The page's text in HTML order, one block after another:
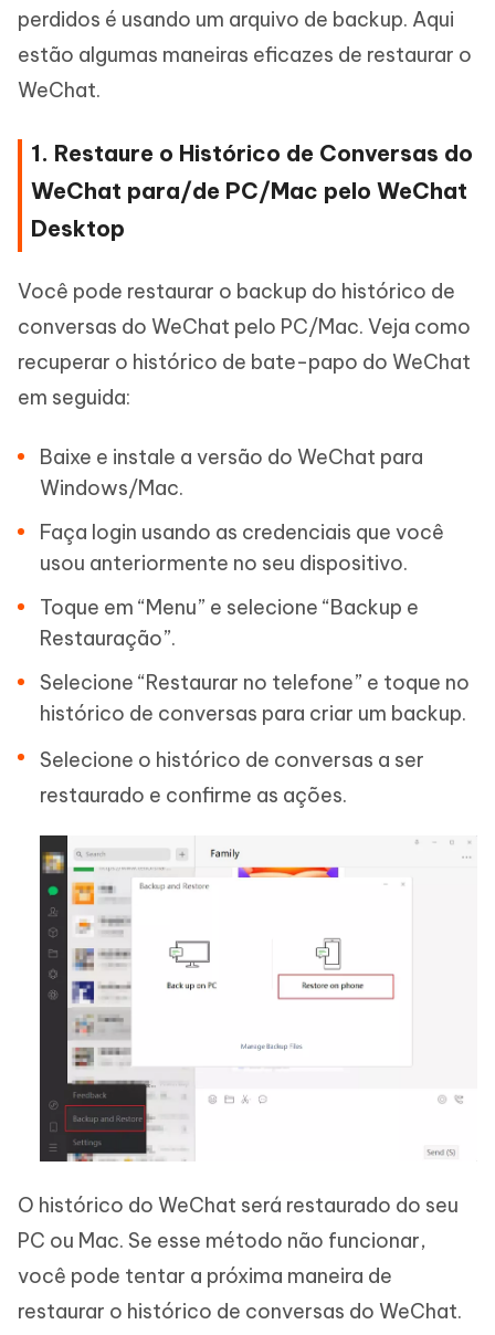
perdidos é usando um arquivo de backup. Aqui
estão algumas maneiras eficazes de restaurar o
WeChat.
1. Restaure o Histórico de Conversas do
WeChat para/de PC/Mac pelo WeChat
Desktop
Você pode restaurar o backup do histórico de
conversas do WeChat pelo PC/Mac. Veja como
recuperar o histórico de bate-papo do WeChat
em seguida:
Baixe e instale a versão do WeChat para
Windows/Mac.
Faça login usando as credenciais que você
usou anteriormente no seu dispositivo.
Toque em “Menu” e selecione “Backup e
Restauração”.
Selecione “Restaurar no telefone” e toque no
histórico de conversas para criar um backup.
Selecione o histórico de conversas a ser
restaurado e confirme as ações.
O histórico do WeChat será restaurado do seu
PC ou Mac. Se esse método não funcionar,
você pode tentar a próxima maneira de
restaurar o histórico de conversas do WeChat.